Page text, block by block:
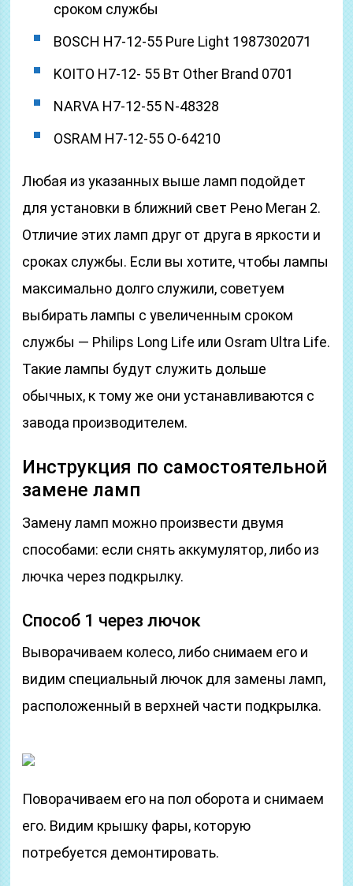
сроком службы
BOSCH H7-12-55 Pure Light 1987302071
KOITO H7-12- 55 Вт Other Brand 0701
NARVA H7-12-55 N-48328
OSRAM H7-12-55 O-64210
Любая из указанных выше ламп подойдет
для установки в ближний свет Рено Меган 2.
Отличие этих ламп друг от друга в яркости и
сроках службы. Если вы хотите, чтобы лампы
максимально долго служили, советуем
выбирать лампы с увеличенным сроком
службы — Philips Long Life или Osram Ultra Life.
Такие лампы будут служить дольше
обычных, к тому же они устанавливаются с
завода производителем.
Инструкция по самостоятельной
замене ламп
Замену ламп можно произвести двумя
способами: если снять аккумулятор, либо из
лючка через подкрылку.
Способ 1 через лючок
Выворачиваем колесо, либо снимаем его и
видим специальный лючок для замены ламп,
расположенный в верхней части подкрылка.
Поворачиваем его на пол оборота и снимаем
его. Видим крышку фары, которую
потребуется демонтировать.